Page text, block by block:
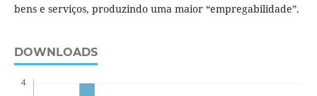
bens e serviços, produzindo uma maior “empregabilidade”.
DOWNLOADS